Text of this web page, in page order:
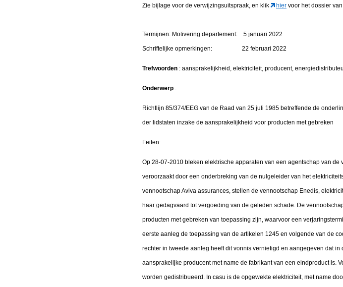
Zie bijlage voor de verwijzingsuitspraak, en klik hier voor het dossier
Termijnen: Motivering departement: 5 januari 2022
Schriftelijke opmerkingen: 22 februari 2022
Trefwoorden : aansprakelijkheid, elektriciteit, producent,
Onderwerp :
Richtlijn 85/374/EEG van de Raad van 25 juli 1985 betreffende de
der lidstaten inzake de aansprakelijkheid voor producten met gebreken
Feiten:
Op 28-07-2010 bleken elektrische apparaten van een agentschap van
veroorzaakt door een onderbreking van de nulgeleider van het
vennootschap Aviva assurances, stellen de vennootschap Enedis,
haar gedagvaard tot vergoeding van de geleden schade. De
producten met gebreken van toepassing zijn, waarvoor een
eerste aanleg de toepassing van de artikelen 1245 en volgende van de
rechter in tweede aanleg heeft dit vonnis vernietigd en aangegeven dat
aansprakelijke producent met name de fabrikant van een eindproduct is.
worden gedistribueerd. In casu is de opgewekte elektriciteit, met name